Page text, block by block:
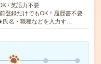
/ 英語力不要
登録だけでもOK！履歴書不要
名・職種などを入力す…